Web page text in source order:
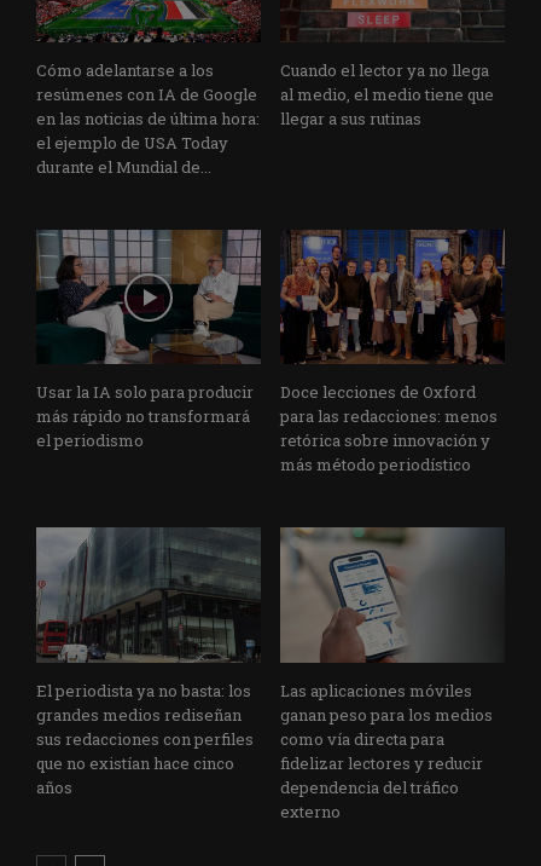
Cómo adelantarse a los
resúmenes con IA de Google
en las noticias de última hora:
el ejemplo de USA Today
durante el Mundial de...
Cuando el lector ya no llega
al medio, el medio tiene que
llegar a sus rutinas
Usar la IA solo para producir
más rápido no transformará
el periodismo
Doce lecciones de Oxford
para las redacciones: menos
retórica sobre innovación y
más método periodístico
El periodista ya no basta: los
grandes medios rediseñan
sus redacciones con perfiles
que no existían hace cinco
años
Las aplicaciones móviles
ganan peso para los medios
como vía directa para
fidelizar lectores y reducir
dependencia del tráfico
externo